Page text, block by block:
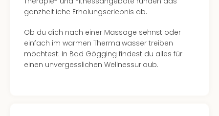
ganzheitliche Erholungserlebnis ab.
Ob du dich nach einer Massage sehnst oder
einfach im warmen Thermalwasser treiben
möchtest: In Bad Gögging findest du alles für
einen unvergesslichen Wellnessurlaub.